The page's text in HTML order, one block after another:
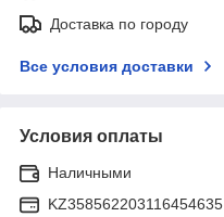
Доставка по городу
Все условия доставки
Условия оплаты
Наличными
KZ358562203116454635